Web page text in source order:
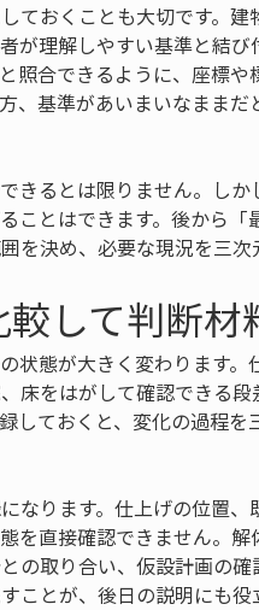
ておくことも大切です。
が理解しやすい基準と結
照合できるように、座標
、基準があいまいなまま
きるとは限りません。し
ことはできます。後から
を決め、必要な現況を三
して判断材
状態が大きく変わります
床をはがして確認できる
しておくと、変化の過程
なります。仕上げの位置
を直接確認できません。
の取り合い、仮設計画の
ことが、後日の説明にも役